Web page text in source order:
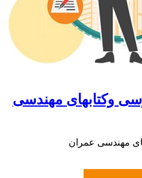
وکتابهای مهندسی
عمران